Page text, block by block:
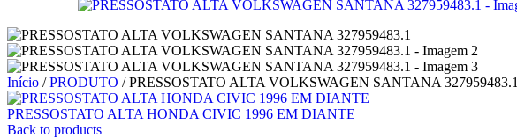
Início / PRODUTO / PRESSOSTATO ALTA VOLKSWAGEN SANTANA 327959483.1
PRESSOSTATO ALTA HONDA CIVIC 1996 EM DIANTE
Back to products